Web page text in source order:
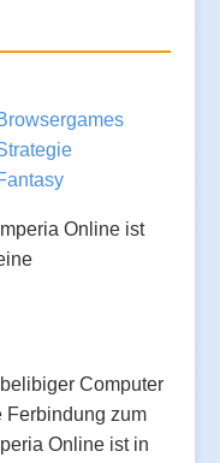
Imperia Online ist
Computer
Ferbindung zum
Online ist in